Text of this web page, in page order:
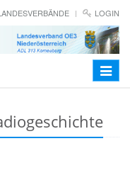
LOGIN
Toggle